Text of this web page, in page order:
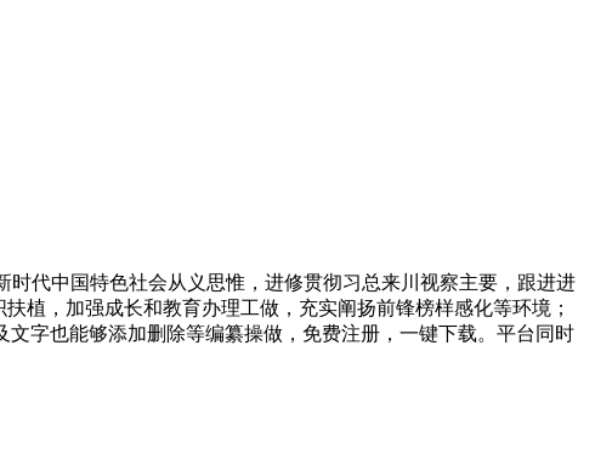
代中国特色社会从义思惟，进修贯彻习总来川视察主要，跟进进
植，加强成长和教育办理工做，充实阐扬前锋榜样感化等环境；
字也能够添加删除等编纂操做，免费注册，一键下载。平台同时